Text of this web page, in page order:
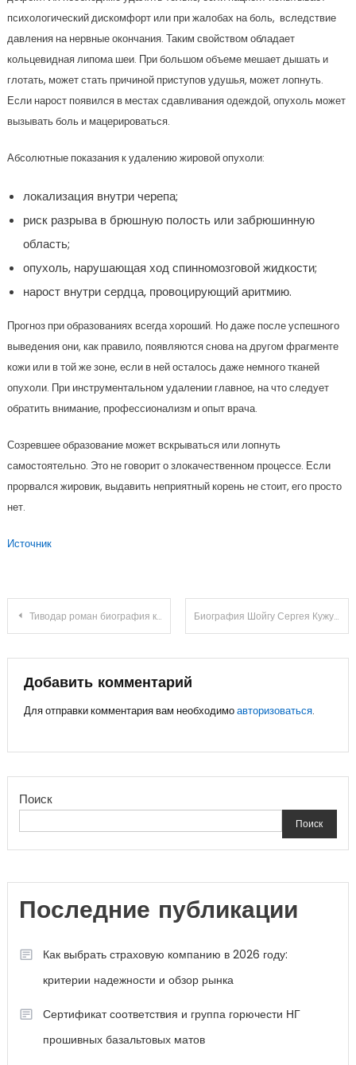
психологический дискомфорт или при жалобах на боль, вследствие
давления на нервные окончания. Таким свойством обладает
кольцевидная липома шеи. При большом объеме мешает дышать и
глотать, может стать причиной приступов удушья, может лопнуть.
Если нарост появился в местах сдавливания одеждой, опухоль может
вызывать боль и мацерироваться.
Абсолютные показания к удалению жировой опухоли:
локализация внутри черепа;
риск разрыва в брюшную полость или забрюшинную
область;
опухоль, нарушающая ход спинномозговой жидкости;
нарост внутри сердца, провоцирующий аритмию.
Прогноз при образованиях всегда хороший. Но даже после успешного
выведения они, как правило, появляются снова на другом фрагменте
кожи или в той же зоне, если в ней осталось даже немного тканей
опухоли. При инструментальном удалении главное, на что следует
обратить внимание, профессионализм и опыт врача.
Созревшее образование может вскрываться или лопнуть
самостоятельно. Это не говорит о злокачественном процессе. Если
прорвался жировик, выдавить неприятный корень не стоит, его просто
нет.
Источник
Навигация
записям
Тиводар роман биография ключевые факты и события Биография Шойгу Сергея Кужугетовича — звенящие ноты судьбы и грандиозные успехи от детства до карьеры в политике
Добавить комментарий
Для отправки комментария вам необходимоавторизоваться.
Поиск
Поиск
Последние публикации
Как выбрать страховую компанию в 2026 году:
критерии надежности и обзор рынка
Сертификат соответствия и группа горючести НГ
прошивных базальтовых матов